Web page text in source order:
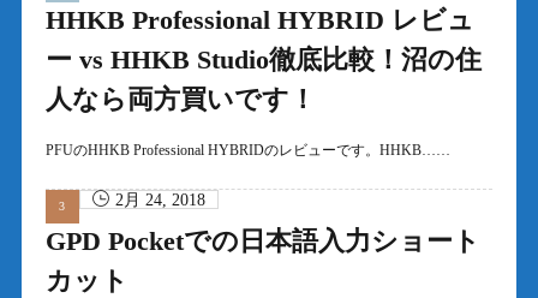
HHKB Professional HYBRID レビュ
ー vs HHKB Studio徹底比較！沼の住
人なら両方買いです！
PFUのHHKB Professional HYBRIDのレビューです。HHKB……
2月 24, 2018
GPD Pocketでの日本語入力ショート
カット